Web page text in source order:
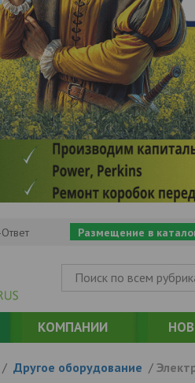
Размещение в
КОМПАНИИ
/ Другое оборудование /